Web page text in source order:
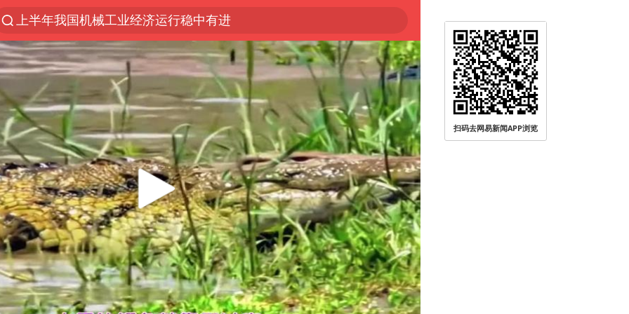
上半年我国机械工业经济运行稳中有进
台风“白海豚”体型变大！环流面积接近13个浙江那么大
女子开一天一夜空调后二氧化碳中毒
汪峰阻止14岁女儿买大牌
我国货物贸易进出口超30万亿元
泰国校园枪击案死亡人数升至7人
泰国枪击案凶手先杀祖父母后行凶
王力宏演唱会黄牛带观众藏匿被查获
带薪错峰休假通知引争议 河南回应
四川宜宾市高县发生4.9级地震
陕西省委书记赶赴柞水县杏坪镇
扫码去网易新闻APP浏览